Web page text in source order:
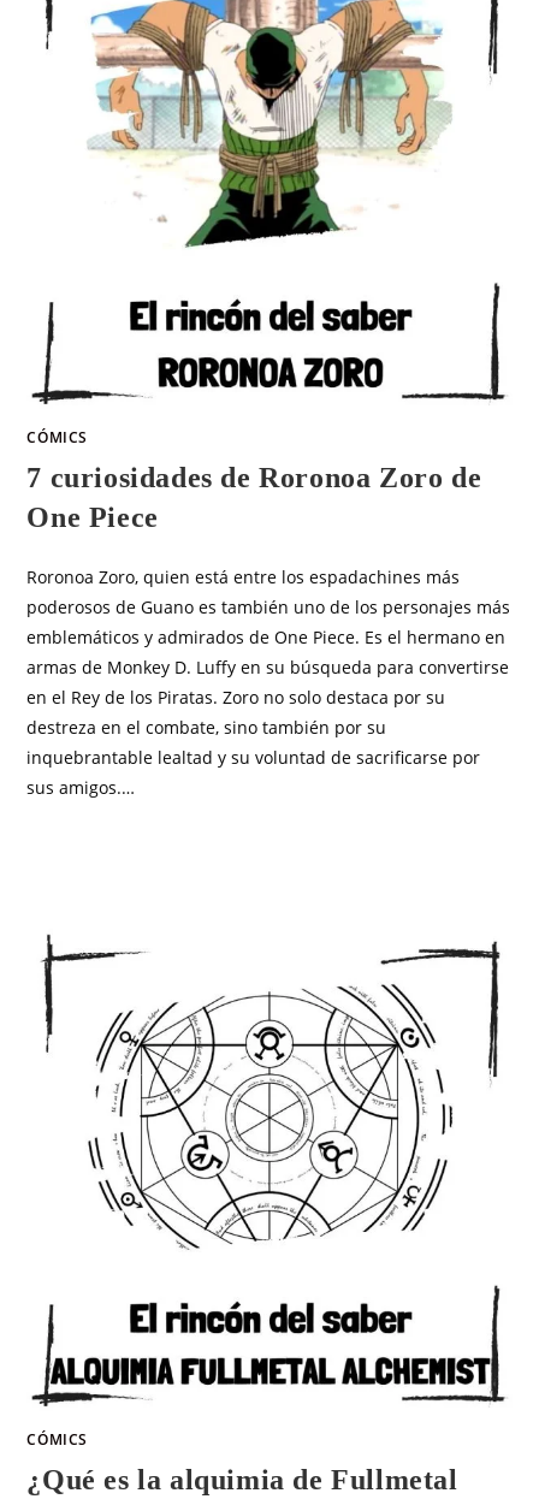
CÓMICS
7 curiosidades de Roronoa Zoro de
One Piece
Roronoa Zoro, quien está entre los espadachines más
poderosos de Guano es también uno de los personajes más
emblemáticos y admirados de One Piece. Es el hermano en
armas de Monkey D. Luffy en su búsqueda para convertirse
en el Rey de los Piratas. Zoro no solo destaca por su
destreza en el combate, sino también por su
inquebrantable lealtad y su voluntad de sacrificarse por
sus amigos.…
CÓMICS
¿Qué es la alquimia de Fullmetal